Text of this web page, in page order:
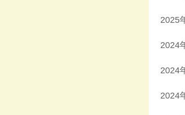
2025
2024
2024
2024